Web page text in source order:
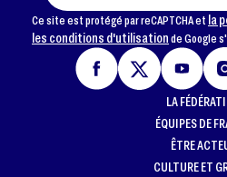
Ce site est protégé par reCAPTCHA et la
les conditions d'utilisationde Google
LA
ÉQUIPES DE
ÊTRE
CULTURE ET